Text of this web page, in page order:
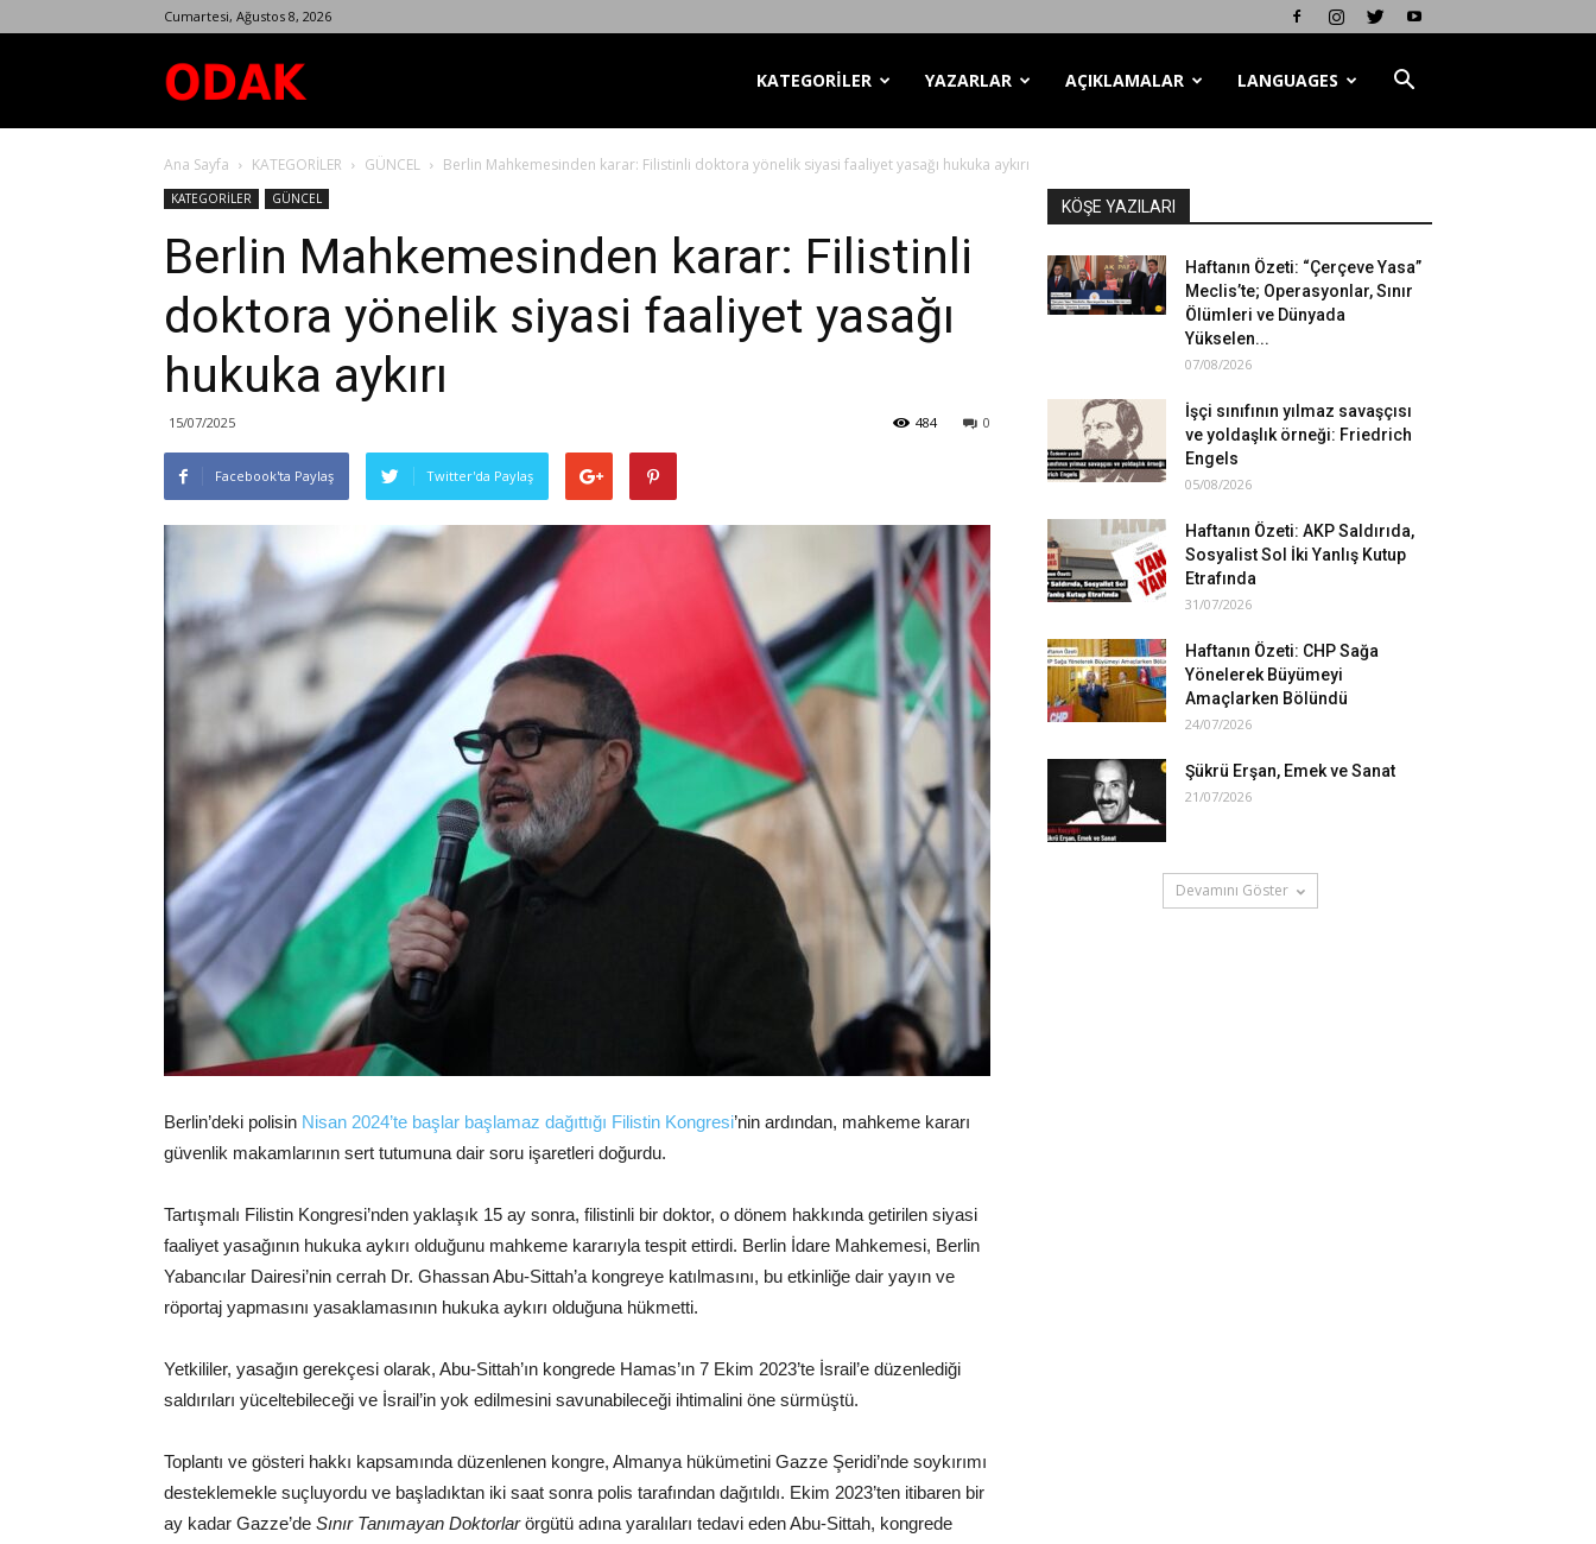
Cumartesi, Ağustos 8, 2026
Dergisi
KATEGORİLER YAZARLAR AÇIKLAMALAR LANGUAGES
Ana Sayfa KATEGORİLER GÜNCEL Berlin Mahkemesinden karar: Filistinli doktora yönelik siyasi faaliyet yasağı hukuka aykırı
KATEGORİLER GÜNCEL
Berlin Mahkemesinden karar: Filistinli
doktora yönelik siyasi faaliyet yasağı
hukuka aykırı
15/07/2025 0
484
Facebook'ta Paylaş Twitter'da Paylaş
Berlin’deki polisin Nisan 2024’te başlar başlamaz dağıttığı Filistin Kongresi’nin ardından, mahkeme kararı
güvenlik makamlarının sert tutumuna dair soru işaretleri doğurdu.
Tartışmalı Filistin Kongresi’nden yaklaşık 15 ay sonra, filistinli bir doktor, o dönem hakkında getirilen siyasi
faaliyet yasağının hukuka aykırı olduğunu mahkeme kararıyla tespit ettirdi. Berlin İdare Mahkemesi, Berlin
Yabancılar Dairesi’nin cerrah Dr. Ghassan Abu-Sittah’a kongreye katılmasını, bu etkinliğe dair yayın ve
röportaj yapmasını yasaklamasının hukuka aykırı olduğuna hükmetti.
Yetkililer, yasağın gerekçesi olarak, Abu-Sittah’ın kongrede Hamas’ın 7 Ekim 2023’te İsrail’e düzenlediği
saldırıları yüceltebileceği ve İsrail’in yok edilmesini savunabileceği ihtimalini öne sürmüştü.
Toplantı ve gösteri hakkı kapsamında düzenlenen kongre, Almanya hükümetini Gazze Şeridi’nde soykırımı
desteklemekle suçluyordu ve başladıktan iki saat sonra polis tarafından dağıtıldı. Ekim 2023’ten itibaren bir
ay kadar Gazze’de Sınır Tanımayan Doktorlarörgütü adına yaralıları tedavi eden Abu-Sittah, kongrede
KÖŞE YAZILARI
Haftanın Özeti: “Çerçeve Yasa”
Meclis’te; Operasyonlar, Sınır
Ölümleri ve Dünyada
Yükselen...
07/08/2026
İşçi sınıfının yılmaz savaşçısı
ve yoldaşlık örneği: Friedrich
Engels
05/08/2026
Haftanın Özeti: AKP Saldırıda,
Sosyalist Sol İki Yanlış Kutup
Etrafında
31/07/2026
Haftanın Özeti: CHP Sağa
Yönelerek Büyümeyi
Amaçlarken Bölündü
24/07/2026
Şükrü Erşan, Emek ve Sanat
21/07/2026
Devamını Göster